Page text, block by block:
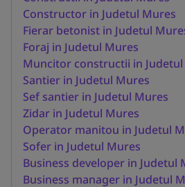
Constructor in Judetul Mures
Fierar betonist in Judetul
Foraj in Judetul Mures
Muncitor constructii in
Santier in Judetul Mures
Sef santier in Judetul Mures
Zidar in Judetul Mures
Operator manitou in Judetul
Sofer in Judetul Mures
Business developer in Judetul
Business manager in Judetul